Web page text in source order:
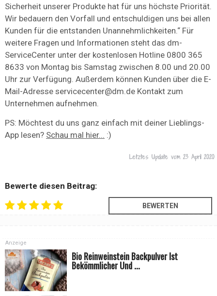
Sicherheit unserer Produkte hat für uns höchste Priorität.
Wir bedauern den Vorfall und entschuldigen uns bei allen
Kunden für die entstanden Unannehmlichkeiten.“ Für
weitere Fragen und Informationen steht das dm-
ServiceCenter unter der kostenlosen Hotline 0800 365
8633 von Montag bis Samstag zwischen 8.00 und 20.00
Uhr zur Verfügung. Außerdem können Kunden über die E-
Mail-Adresse servicecenter@dm.de Kontakt zum
Unternehmen aufnehmen.
PS: Möchtest du uns ganz einfach mit deiner Lieblings-
App lesen? Schau mal hier... :)
Letztes Update vom 23 April 2020
Bewerte diesen Beitrag:
Bio Reinweinstein Backpulver Ist
Bekömmlicher Und ...
Anzeige